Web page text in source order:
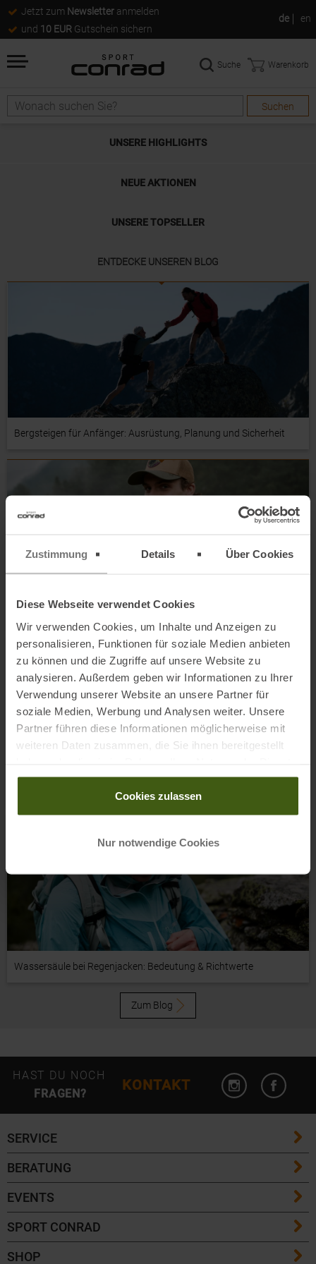
Zustimmung Details Über Cookies
Diese Webseite verwendet Cookies
Wir verwenden Cookies, um Inhalte und Anzeigen zu
personalisieren, Funktionen für soziale Medien anbieten
zu können und die Zugriffe auf unsere Website zu
analysieren. Außerdem geben wir Informationen zu Ihrer
Verwendung unserer Website an unsere Partner für
soziale Medien, Werbung und Analysen weiter. Unsere
Partner führen diese Informationen möglicherweise mit
weiteren Daten zusammen, die Sie ihnen bereitgestellt
gesammelt haben.
Cookies zulassen
Nur notwendige Cookies
Jetzt zum Newsletter anmelden
und 10 EUR Gutschein sichern
de en
Suchen
Suche Warenkorb
UNSERE HIGHLIGHTS
ENTDECKE UNSEREN BLOG
Bergsteigen für Anfänger: Ausrüstung, Planung und Sicherheit
Wanderrucksack Test der besten Modelle 2026
Wassersäule bei Regenjacken: Bedeutung & Richtwerte
Zum Blog
NEUE AKTIONEN
UNSERE TOPSELLER
SERVICE
FAQ / Hilfe
Versandkosten
Lieferzeiten
Rücksendungen
BERATUNG
Größentabellen
Skilängen Guide
Skitouren Guide
EVENTS
Eventübersicht
Community Events
SPORT CONRAD
Kontakt
SHOP
HAST DU NOCH
FRAGEN?
KONTAKT